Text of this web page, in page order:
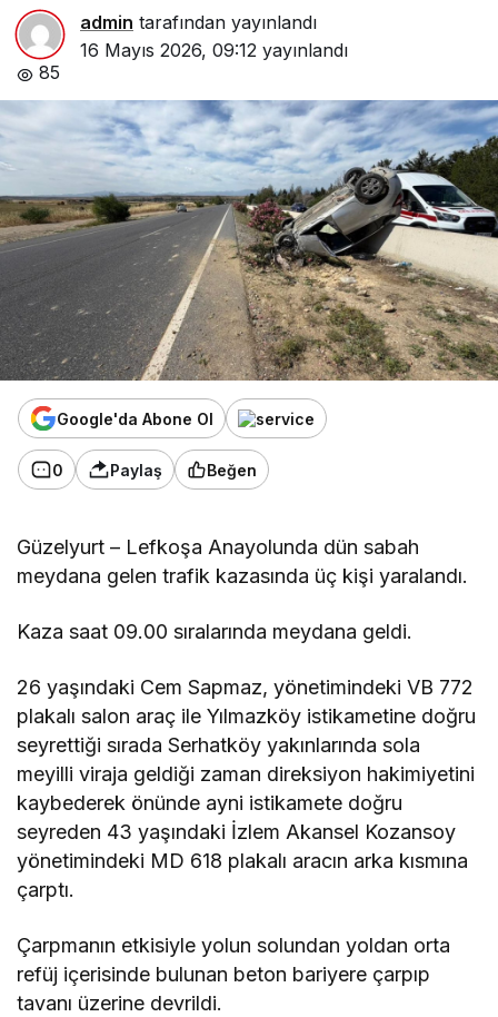
admin tarafından yayınlandı
16 Mayıs 2026, 09:12 yayınlandı
85
Google'da Abone Ol
0 Paylaş Beğen
Güzelyurt – Lefkoşa Anayolunda dün sabah
meydana gelen trafik kazasında üç kişi yaralandı.
Kaza saat 09.00 sıralarında meydana geldi.
26 yaşındaki Cem Sapmaz, yönetimindeki VB 772
plakalı salon araç ile Yılmazköy istikametine doğru
seyrettiği sırada Serhatköy yakınlarında sola
meyilli viraja geldiği zaman direksiyon hakimiyetini
kaybederek önünde ayni istikamete doğru
seyreden 43 yaşındaki İzlem Akansel Kozansoy
yönetimindeki MD 618 plakalı aracın arka kısmına
çarptı.
Çarpmanın etkisiyle yolun solundan yoldan orta
refüj içerisinde bulunan beton bariyere çarpıp
tavanı üzerine devrildi.